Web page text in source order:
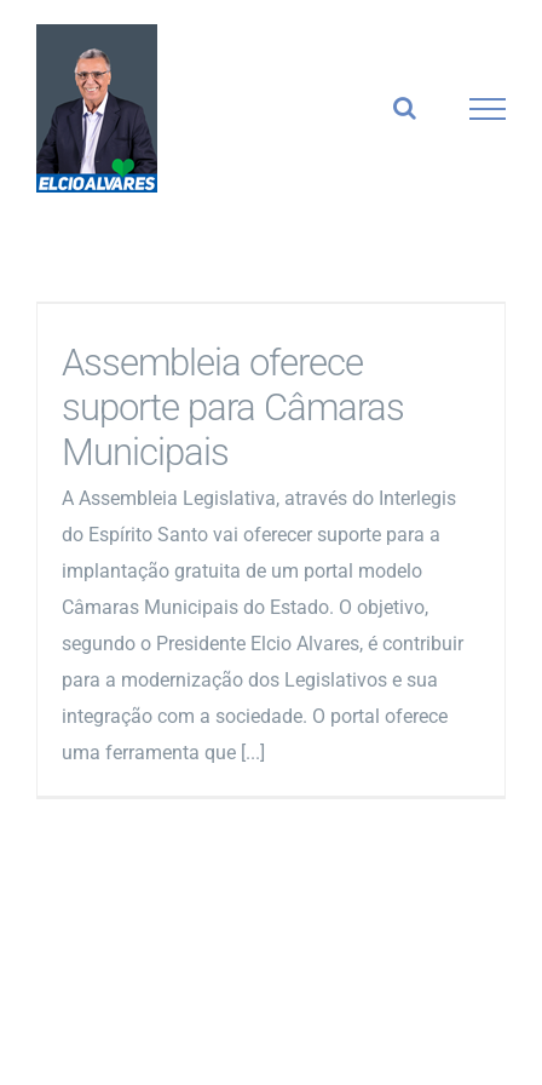
conteúdo
Assembleia oferece
suporte para Câmaras
Municipais
A Assembleia Legislativa, através do Interlegis
do Espírito Santo vai oferecer suporte para a
implantação gratuita de um portal modelo
Câmaras Municipais do Estado. O objetivo,
segundo o Presidente Elcio Alvares, é contribuir
para a modernização dos Legislativos e sua
integração com a sociedade. O portal oferece
uma ferramenta que [...]